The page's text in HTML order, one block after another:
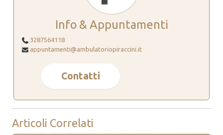
Info & Appuntamenti
3287564118
appuntamenti@ambulatoriopiraccini.it
Contatti
Articoli Correlati